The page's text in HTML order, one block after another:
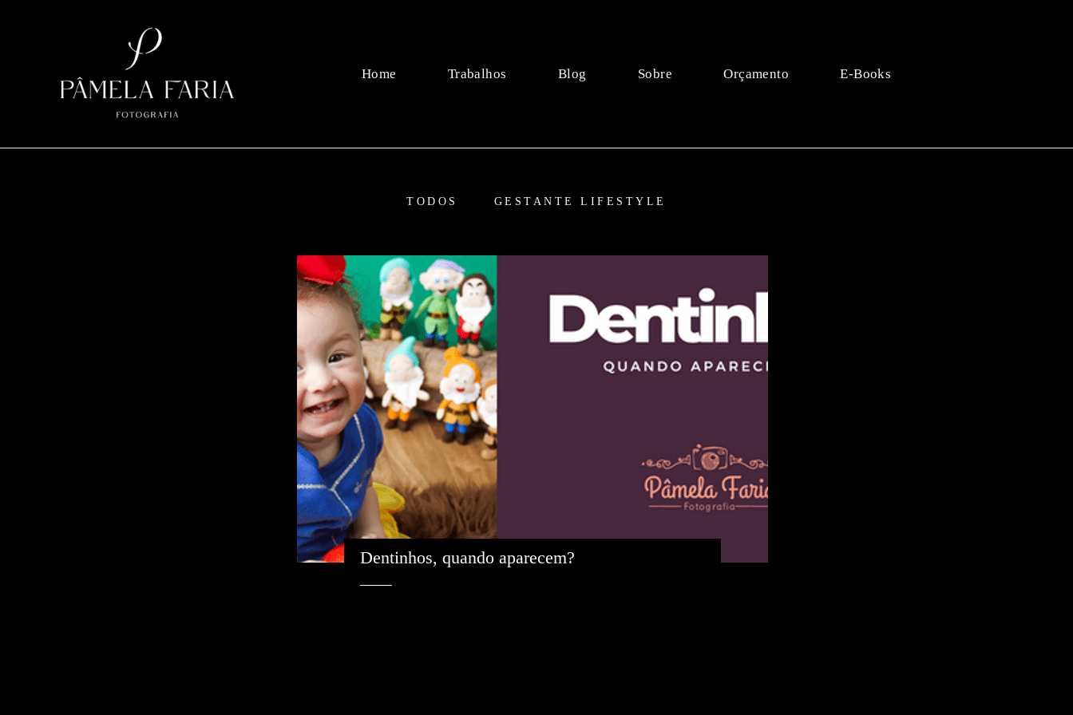
Home Trabalhos Blog Sobre Orçamento E-Books
TODOS GESTANTE LIFESTYLE
Dentinhos, quando aparecem?